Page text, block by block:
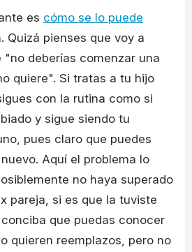
es cómo se lo puede
Quizá pienses que voy a
deberías comenzar una
quiere". Si tratas a tu hijo
con la rutina como si
y sigue siendo tu
pues claro que puedes
Aquí el problema lo
no haya superado
pareja, si es que la tuviste
que puedas conocer
quieren reemplazos, pero no